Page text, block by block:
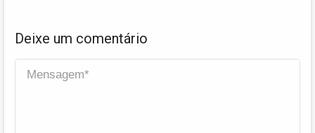
Deixe um comentário